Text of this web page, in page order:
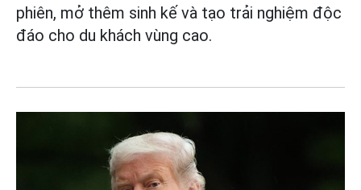
phiên, mở thêm sinh kế và tạo trải nghiệm độc
đáo cho du khách vùng cao.